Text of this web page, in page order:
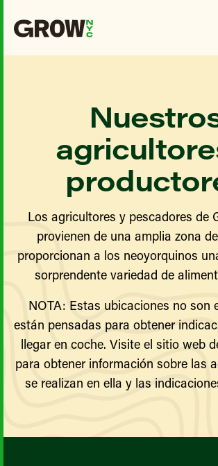
Los agricultores y pescadores de
provienen de una amplia zona
proporcionan a los neoyorquinos
sorprendente variedad de
NOTA: Estas ubicaciones no son
están pensadas para obtener
llegar en coche. Visite el sitio web
para obtener información sobre las
se realizan en ella y las